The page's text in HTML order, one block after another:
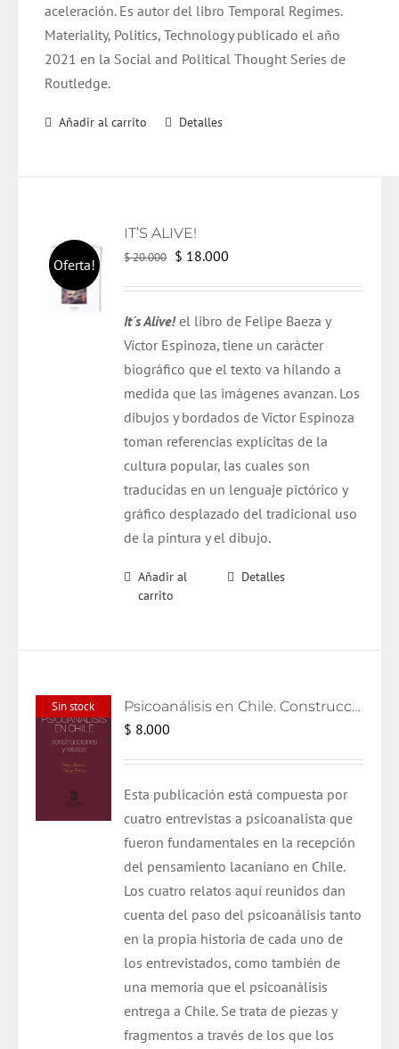
aceleración. Es autor del libro Temporal Regimes.
Materiality, Politics, Technology publicado el año
2021 en la Social and Political Thought Series de
Routledge.
Añadir al carrito Detalles
Oferta!
IT’S ALIVE!
$20.000 El
era:
$ 20.000.
$ 18.000
es:
$ 18.000.
It´s Alive!el libro de Felipe Baeza y
Víctor Espinoza, tiene un carácter
biográfico que el texto va hilando a
medida que las imágenes avanzan. Los
dibujos y bordados de Víctor Espinoza
toman referencias explícitas de la
cultura popular, las cuales son
traducidas en un lenguaje pictórico y
gráfico desplazado del tradicional uso
de la pintura y el dibujo.
Añadir al
carrito
Detalles
Sin stock Psicoanálisis en Chile. Construcciones y relatos
$ 8.000
Esta publicación está compuesta por
cuatro entrevistas a psicoanalista que
fueron fundamentales en la recepción
del pensamiento lacaniano en Chile.
Los cuatro relatos aquí reunidos dan
cuenta del paso del psicoanálisis tanto
en la propia historia de cada uno de
los entrevistados, como también de
una memoria que el psicoanálisis
entrega a Chile. Se trata de piezas y
fragmentos a través de los que los